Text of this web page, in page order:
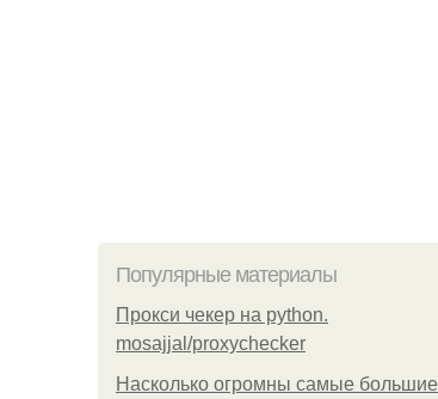
Популярные материалы
Прокси чекер на python.
mosajjal/proxychecker
Насколько огромны самые большие